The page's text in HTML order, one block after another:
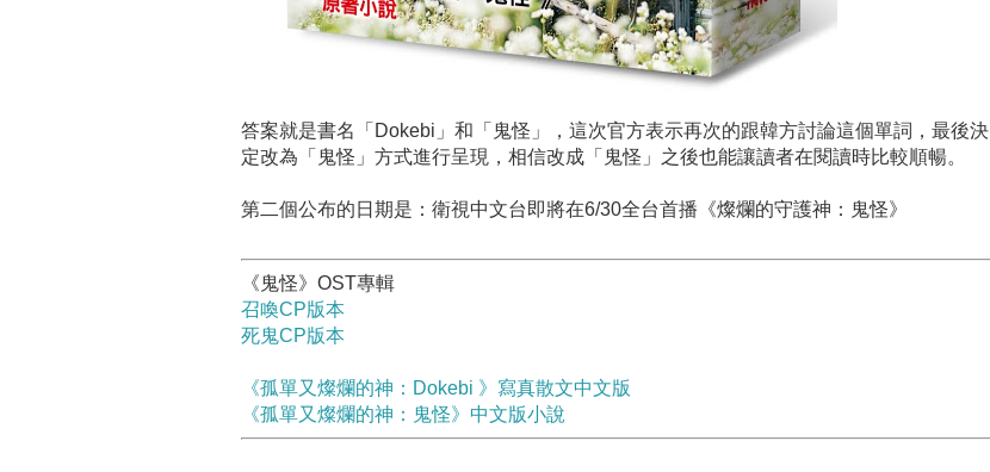
答案就是書名「Dokebi」和「鬼怪」，這次官方表示再次的跟韓方討論這個單詞，最後決
定改為「鬼怪」方式進行呈現，相信改成「鬼怪」之後也能讓讀者在閱讀時比較順暢。
第二個公布的日期是：衛視中文台即將在6/30全台首播《燦爛的守護神：鬼怪》
《鬼怪》OST專輯
召喚CP版本
死鬼CP版本
《孤單又燦爛的神：Dokebi 》寫真散文中文版
《孤單又燦爛的神：鬼怪》中文版小說